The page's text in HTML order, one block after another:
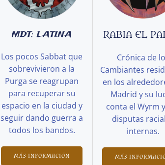
MDT: LATINA
Los pocos Sabbat que
sobrevivieron a la
Purga se reagrupan
para recuperar su
espacio en la ciudad y
seguir dando guerra a
todos los bandos.
MÁS INFORMACIÓN
RABIA EL
Crónica de
Cambiantes
en los
Madrid y su
conta el Wyrm
disputas
internas.
MÁS